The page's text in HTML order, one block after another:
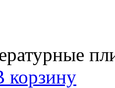
корзину